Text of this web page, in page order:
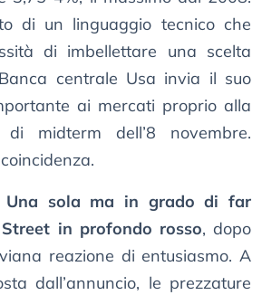
di un linguaggio tecnico che
di imbellettare una scelta
centrale Usa invia il suo
ai mercati proprio alla
midterm dell’8 novembre.
Una sola ma in grado di far
in profondo rosso, dopo
reazione di entusiasmo. A
dall’annuncio, le prezzature